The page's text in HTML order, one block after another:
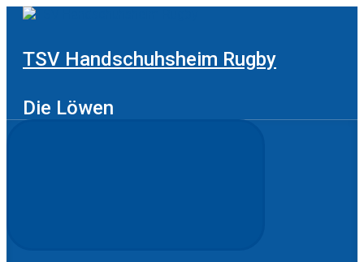
Zum
TSV Handschuhsheim Rugby
Die Löwen